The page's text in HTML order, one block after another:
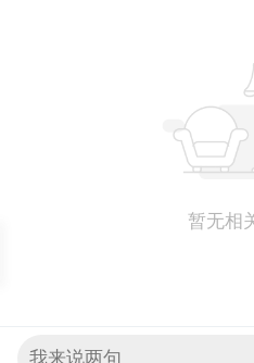
暂无相